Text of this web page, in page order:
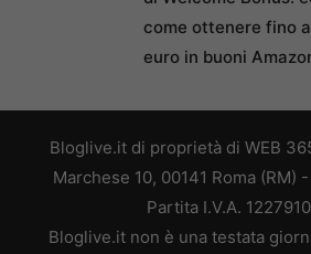
come ottenere fino
euro in buoni
Bloglive.it di proprietà di WEB
Marchese 10, 00141 Roma (RM)
Partita I.V.A.
Bloglive.it non è una testata